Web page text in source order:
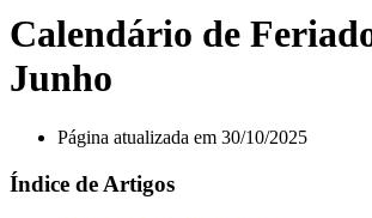
Calendário de
Junho
Página atualizada em 30/10/2025
Índice de Artigos